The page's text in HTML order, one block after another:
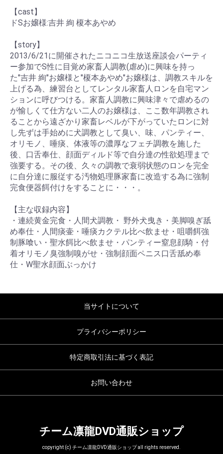
【cast】
ドSお嬢様:吉井 絢 榎本あやめ
【story】
2013/6/21に開催されたニコニコ生放送座談会パーティ
ー参加でS性に目覚め家畜人調教(虐め)に興味を持っ
た"吉井 絢"お嬢様と"榎本あやめ"お嬢様は、調教スキルを
上げる為、練習台としてレンタル家畜人ロンを自宅マン
ションに呼びつける。家畜人調教に興味津々で虐めるの
が愉しくて仕方ない二人のお嬢様は、ここ数年調教され
ることから遠ざかり家畜レベルが下がっていたロンに対
し先ずは手始めに犬調教として臭い、味、パンティー、
オリモノ、唾痰、体液等の濃厚なフェチ調教を施した
後、口舌奉仕、顔面ディルド等で自分達の性欲処理まで
強要する。その後、久々の調教で衰弱状態のロンを完全
に自分達に服従する汚物処理豚家畜に改造する為に強制
完食便器餌付けをすることに・・・。
【主な収録内容】
・連続黄金完食・人間犬調教・ 野外犬曳き・美脚嗅ぎ舐
め奉仕・人間痰壷・唾痰カクテル比べ飲ませ・咀嚼餌強
制豚喰い・聖水餌比べ飲ませ・パンティー窒息顔騎・付
着オリモノ臭強制嗅がせ・強制顔面ペニス口舌舐め奉
仕・W聖水顔面ぶっかけ
当サイトについて
プライバシーポリシー
特定商取引法に基づく表記
お問い合わせ
チーム凛龍DVD通販ショップ
copyright (c) チーム凛龍DVD通販ショップ all rights reserved.